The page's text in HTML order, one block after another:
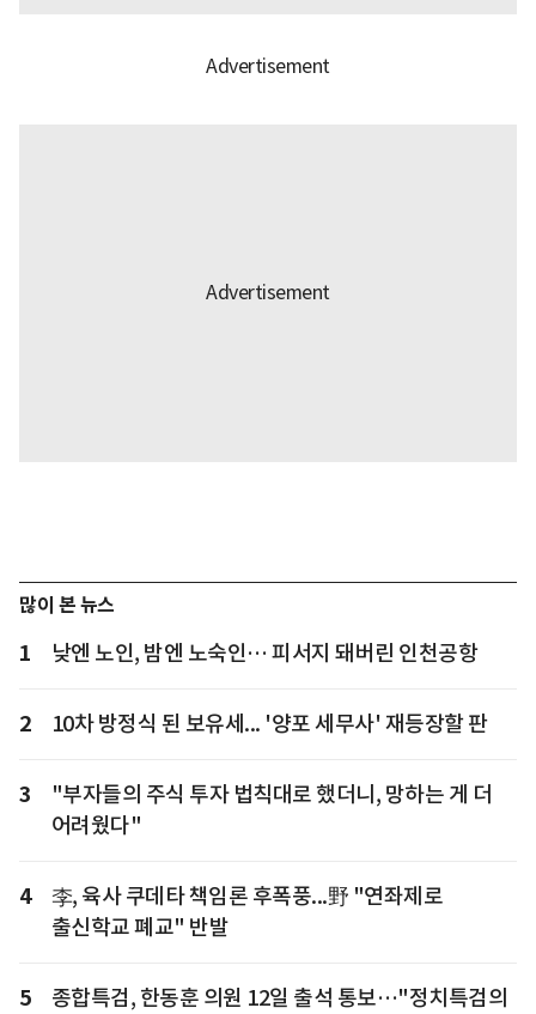
많이 본 뉴스
1 낮엔 노인, 밤엔 노숙인… 피서지 돼버린 인천공항
2 10차 방정식 된 보유세... '양포 세무사' 재등장할 판
3
"부자들의 주식 투자 법칙대로 했더니, 망하는 게 더
어려웠다"
4
李, 육사 쿠데타 책임론 후폭풍...野 "연좌제로
출신학교 폐교" 반발
5
종합특검, 한동훈 의원 12일 출석 통보…"정치특검의